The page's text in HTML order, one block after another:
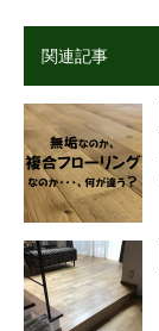
関連記事